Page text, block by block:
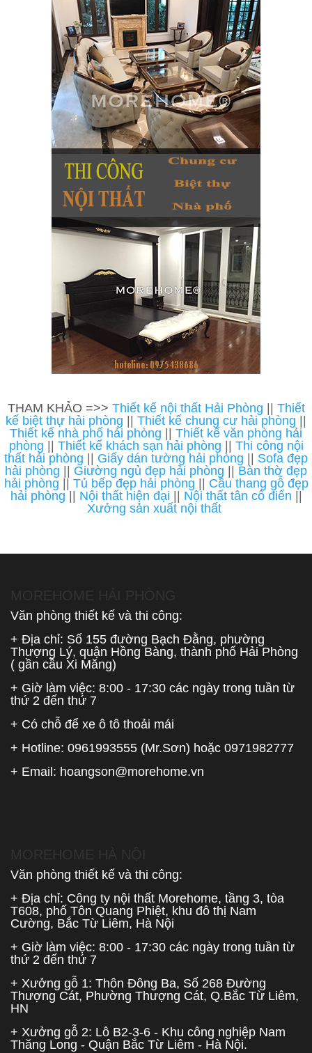
THAM KHẢO =>> Thiết kế nội thất Hải Phòng
Thiết
kế biệt thự hải phòng
Thiết kế chung cư hải phòng
Thiết kế nhà phố hải phòng
Thiết kế văn phòng hải
phòng
Thiết kế khách sạn hải phòng
Thi công nội
thất hải phòng
Giấy dán tường hải phòng
Sofa đẹp
hải phòng
Giường ngủ đẹp hải phòng
Bàn thờ đẹp
hải phòng
Tủ bếp đẹp hải phòng
Cầu thang gỗ đẹp
hải phòng
Nội thất hiện đại Nội thất tân cổ điển
Xưởng sản xuất nội thất
Văn phòng thiết kế và thi công:
+ Địa chỉ: Số 155 đường Bạch Đằng, phường
Thượng Lý, quận Hồng Bàng, thành phố Hải Phòng
( gần cầu Xi Măng)
+ Giờ làm việc: 8:00 - 17:30 các ngày trong tuần từ
thứ 2 đến thứ 7
+ Có chỗ để xe ô tô thoải mái
+ Hotline: 0961993555 (Mr.Sơn) hoặc 0971982777
+ Email: hoangson@morehome.vn
Văn phòng thiết kế và thi công:
+ Địa chỉ: Công ty nội thất Morehome, tầng 3, tòa
T608, phố Tôn Quang Phiệt, khu đô thị Nam
Cường, Bắc Từ Liêm, Hà Nội
+ Giờ làm việc: 8:00 - 17:30 các ngày trong tuần từ
thứ 2 đến thứ 7
+ Xưởng gỗ 1: Thôn Đông Ba, Số 268 Đường
Thượng Cát, Phường Thượng Cát, Q.Bắc Từ Liêm,
HN
+ Xưởng gỗ 2: Lô B2-3-6 - Khu công nghiệp Nam
Thăng Long - Quận Bắc Từ Liêm - Hà Nội.